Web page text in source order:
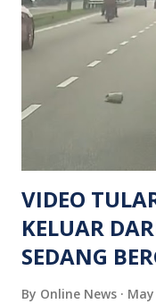
Turut dipercayai
namun identitinya
keluar dari lokasi
mengesan dua
siasatan lanjut. Kes
Keseksaan kerana
maklumat diminta t...
VIDEO
KELUAR
SEDANG
By Online News